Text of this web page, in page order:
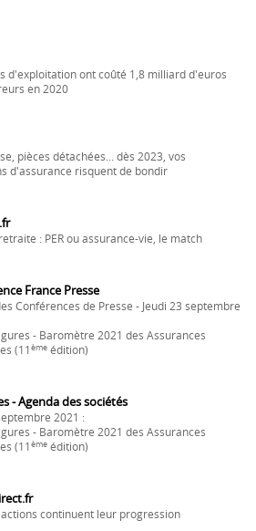
d'exploitation ont coûté 1,8 milliard d'euros
en 2020
pièces détachées... dès 2023, vos
d'assurance risquent de bondir
: PER ou assurance-vie, le match
France Presse
Conférences de Presse - Jeudi 23 septembre
- Baromètre 2021 des Assurances
(11 ème édition)
- Agenda des sociétés
2021 :
- Baromètre 2021 des Assurances
(11 ème édition)
actions continuent leur progression